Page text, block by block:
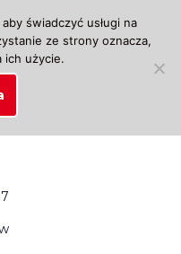
świadczyć usługi na
ze strony oznacza,
ich użycie.